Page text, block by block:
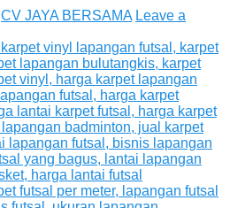
CV JAYA BERSAMA Leave a